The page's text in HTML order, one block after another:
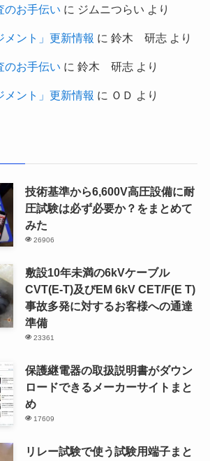
のお手伝い に ジムニつらい より
メント」更新情報 に 鈴木 研志より
のお手伝い に 鈴木 研志より
メント」更新情報 に ＯＤ より
技術基準から6,600V高圧設備に耐
圧試験は必ず必要か？をまとめて
みた
26906
敷設10年未満の6kVケーブル
CVT(E-T)及びEM 6kV CET/F(E T)
事故多発に対するお客様への通達
準備
23361
保護継電器の取扱説明書がダウン
ロードできるメーカーサイトまと
め
17609
リレー試験で使う試験用端子まと